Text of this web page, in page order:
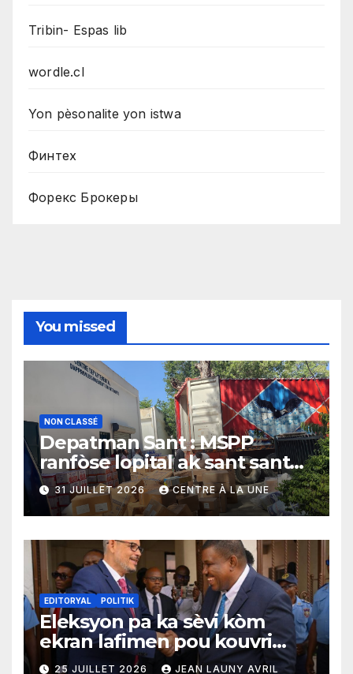
Tribin- Espas lib
wordle.cl
Yon pèsonalite yon istwa
Финтех
Форекс Брокеры
You missed
NON CLASSÉ
Depatman Sant : MSPP
ranfòse lopital ak sant sante
yo ak yon enpòtan kagezon
materyèl medikal
31 JUILLET 2026 CENTRE À LA UNE
EDITORYAL POLITIK
Eleksyon pa ka sèvi kòm
ekran lafimen pou kouvri
echèk tranzisyon an
25 JUILLET 2026 JEAN LAUNY AVRIL